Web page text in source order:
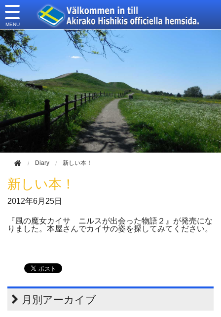
Diary 新しい本！
新しい本！
2012年6月25日
『風の魔女カイサ ニルスが出会った物語２』が発売にな
りました。本屋さんでカイサの姿を探してみてください。
月別アーカイブ